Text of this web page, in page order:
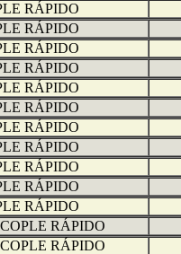
RÁPIDO
RÁPIDO
RÁPIDO
RÁPIDO
RÁPIDO
RÁPIDO
RÁPIDO
RÁPIDO
RÁPIDO
RÁPIDO
RÁPIDO
RÁPIDO
RÁPIDO